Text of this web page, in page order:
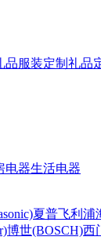
品服装定制 礼品
电器生活电器
夏普飞利浦
博世(BOSCH)西